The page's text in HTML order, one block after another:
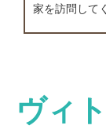
家を訪問して
ヴィ